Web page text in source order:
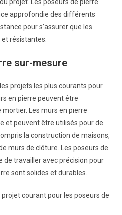
projet. Les poseurs de pierre
approfondie des différents
pour s’assurer que les
résistantes.
sur-mesure
projets les plus courants pour
en pierre peuvent être
mortier. Les murs en pierre
et peuvent être utilisés pour de
la construction de maisons,
murs de clôture. Les poseurs de
de travailler avec précision pour
sont solides et durables.
projet courant pour les poseurs de